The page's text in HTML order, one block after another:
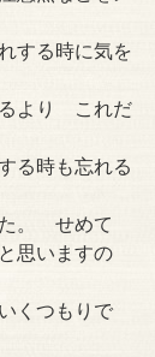
する時に気を
より これだ
る時も忘れる
た。 せめて
思いますの
くつもりで